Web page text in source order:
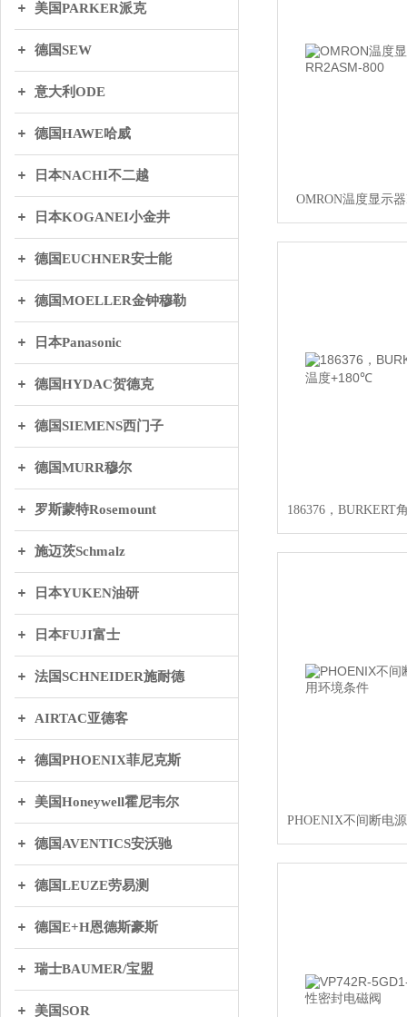
美国PARKER派克
德国SEW
意大利ODE
德国HAWE哈威
日本NACHI不二越
日本KOGANEI小金井
德国EUCHNER安士能
德国MOELLER金钟穆勒
日本Panasonic
德国HYDAC贺德克
德国SIEMENS西门子
德国MURR穆尔
罗斯蒙特Rosemount
施迈茨Schmalz
日本YUKEN油研
日本FUJI富士
法国SCHNEIDER施耐德
AIRTAC亚德客
德国PHOENIX菲尼克斯
美国Honeywell霍尼韦尔
德国AVENTICS安沃驰
德国LEUZE劳易测
德国E+H恩德斯豪斯
瑞士BAUMER/宝盟
美国SOR
OMRON温度显示
186376，BURKERT